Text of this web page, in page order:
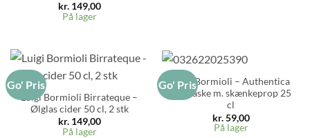
kr.149,00
På lager
Go' Pris
Luigi Bormioli Birrateque –
Ølglas cider 50 cl, 2 stk
kr.149,00
På lager
Go' Pris
Luigi Bormioli – Authentica
olieflaske m. skænkeprop 25
cl
kr.59,00
På lager